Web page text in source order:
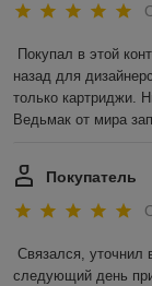
Покупал в этой
назад для
только картриджи.
Ведьмак от мира
Покупатель
Связался, уточнил
следующий день